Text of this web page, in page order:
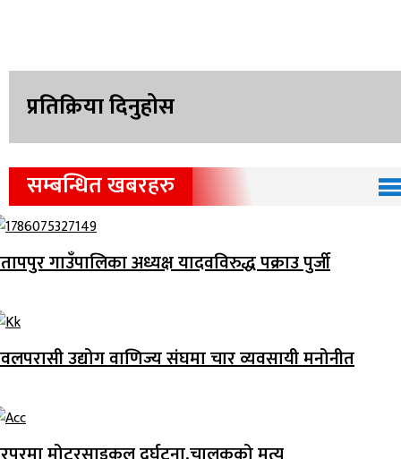
प्रतिक्रिया दिनुहोस
सम्बन्धित खबरहरु
गाउँपालिका अध्यक्ष यादवविरुद्ध पक्राउ पुर्जी
उद्योग वाणिज्य संघमा चार व्यवसायी मनोनीत